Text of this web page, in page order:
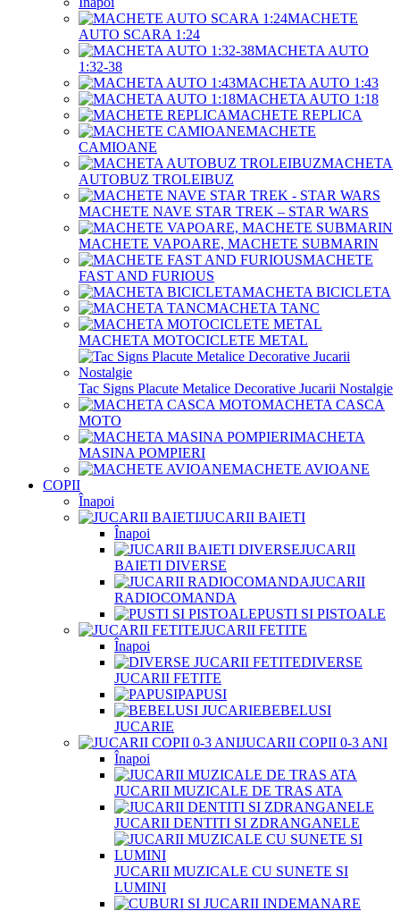
MACHETE
AUTO SCARA 1:24
MACHETA AUTO
1:32-38
MACHETA AUTO 1:43
MACHETA AUTO 1:18
MACHETE REPLICA
MACHETE
CAMIOANE
MACHETA
AUTOBUZ TROLEIBUZ
MACHETE NAVE STAR TREK – STAR WARS
MACHETE VAPOARE, MACHETE SUBMARIN
MACHETE
FAST AND FURIOUS
MACHETA BICICLETA
MACHETA TANC
MACHETA MOTOCICLETE METAL
Tac Signs Placute Metalice Decorative Jucarii Nostalgie
MACHETA CASCA
MOTO
MACHETA
MASINA POMPIERI
MACHETE AVIOANE
COPII
Înapoi
JUCARII BAIETI
Înapoi
JUCARII
BAIETI DIVERSE
JUCARII
RADIOCOMANDA
PUSTI SI PISTOALE
JUCARII FETITE
Înapoi
DIVERSE
JUCARII FETITE
PAPUSI
BEBELUSI
JUCARIE
JUCARII COPII 0-3 ANI
Înapoi
JUCARII MUZICALE DE TRAS ATA
JUCARII DENTITI SI ZDRANGANELE
JUCARII MUZICALE CU SUNETE SI
LUMINI